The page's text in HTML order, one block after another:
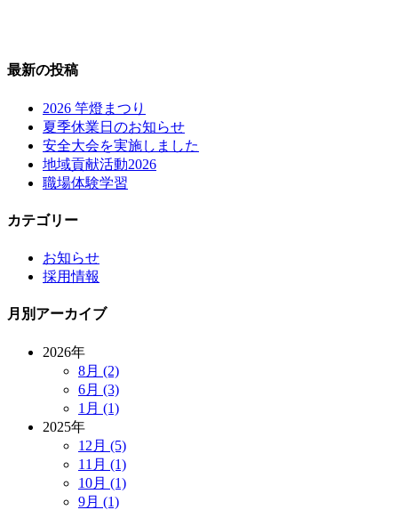
最新の投稿
2026 竿燈まつり
夏季休業日のお知らせ
安全大会を実施しました
地域貢献活動2026
職場体験学習
カテゴリー
お知らせ
採用情報
月別アーカイブ
2026年
8月 (2)
6月 (3)
1月 (1)
2025年
12月 (5)
11月 (1)
10月 (1)
9月 (1)